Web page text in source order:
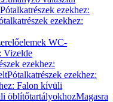
Pótalkatrészek ezekhez:
ezekhez:
WC-
Vizelde
ezekhez:
Pótalkatrészek ezekhez:
Falon kívüli
öblítőtartályokhozMagasra